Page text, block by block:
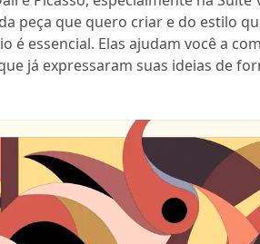
peça que quero criar e do estilo
é essencial. Elas ajudam você a
já expressaram suas ideias de